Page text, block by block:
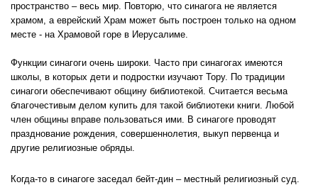
пространство – весь мир. Повторю, что синагога не является
храмом, а еврейский Храм может быть построен только на одном
месте - на Храмовой горе в Иерусалиме.
Функции синагоги очень широки. Часто при синагогах имеются
школы, в которых дети и подростки изучают Тору. По традиции
синагоги обеспечивают общину библиотекой. Считается весьма
благочестивым делом купить для такой библиотеки книги. Любой
член общины вправе пользоваться ими. В синагоге проводят
празднование рождения, совершеннолетия, выкуп первенца и
другие религиозные обряды.
Когда-то в синагоге заседал бейт-дин – местный религиозный суд.